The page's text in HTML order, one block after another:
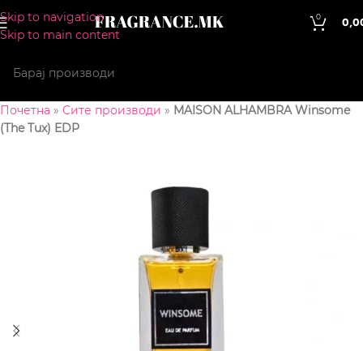
Skip to navigation
Skip to main content
0
Почетна » Сите производи » MAISON ALHAMBRA Winsome
(The Tux) EDP